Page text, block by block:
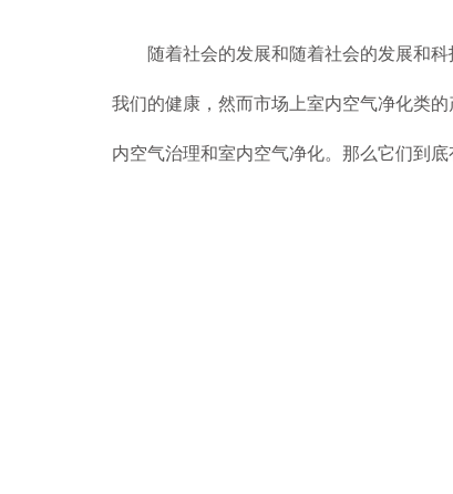
随着社会的发展和随着社会的发展和科
我们的健康，然而市场上室内空气净化类
内空气治理和室内空气净化。那么它们到底